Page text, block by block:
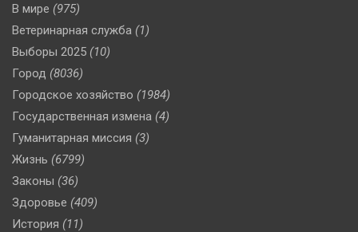
В мире (975)
Ветеринарная служба (1)
Выборы 2025 (10)
Город (8036)
Городское хозяйство (1984)
Государственная измена (4)
Гуманитарная миссия (3)
Жизнь (6799)
Законы (36)
Здоровье (409)
История (11)